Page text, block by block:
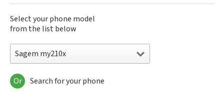
Select your phone model
from the list below
Sagem my210x
Or Search for your phone